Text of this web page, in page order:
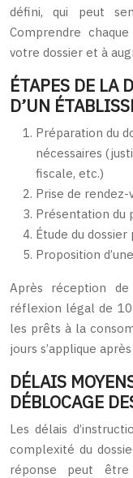
défini, qui peut
Comprendre
votre dossier et à
ÉTAPES DE LA
D’UN
Préparation du
nécessaires
fiscale, etc.)
Prise de
Présentation du
Étude du dossier
Proposition
Après réception de
réflexion légal de
les prêts à la
jours s’applique
DÉLAIS
DÉBLOCAGE
Les délais
complexité du
réponse peut être